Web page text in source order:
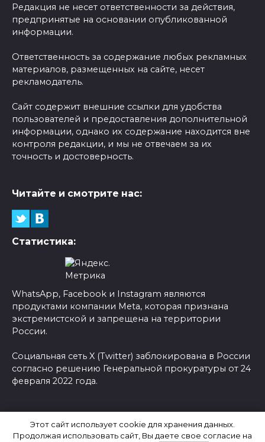
Редакция не несет ответственности за действия,
предпринятые на основании опубликованной
информации.
Ответственность за содержание любых рекламных
материалов, размещенных на сайте, несет
рекламодатель.
Сайт содержит внешние ссылки для удобства
пользователей и предоставления дополнительной
информации, однако их содержание находится вне
контроля редакции, и мы не отвечаем за их
точность и достоверность.
Читайте и смотрите нас:
Статистика:
WhatsApp, Facebook и Instagram являются
продуктами компании Meta, которая признана
экстремистской и запрещена на территории
России.
Социальная сеть X (Twitter) заблокирована в России
согласно решению Генеральной прокуратуры от 24
февраля 2022 года.
Последние новости России
Этот сайт использует cookie для хранения данных.
Продолжая использовать сайт, Вы даете свое согласие на